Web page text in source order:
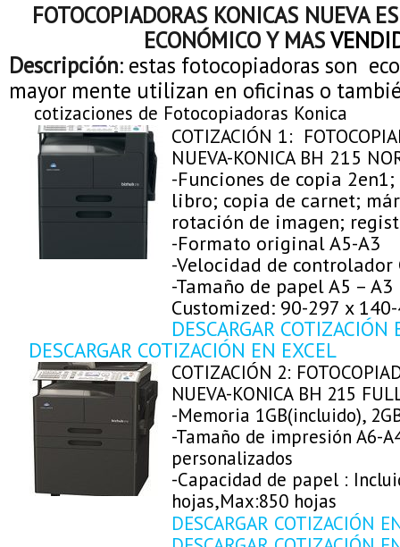
FOTOCOPIADORAS KONICAS NUEVA
ECONÓMICO Y MAS
Descripción: estas fotocopiadoras son
mayor mente utilizan en oficinas o
cotizaciones de Fotocopiadoras Konica
COTIZACIÓN 1:
NUEVA-KONICA BH 215
-Funciones de copia
libro; copia de carnet;
rotación de imagen;
-Formato original A5-A3
-Velocidad de controlador
-Tamaño de papel A5 – A3
Customized: 90-297 x
DESCARGAR COTIZACIÓN
DESCARGAR COTIZACIÓN EN EXCEL
COTIZACIÓN 2:
NUEVA-KONICA BH 215
-Memoria 1GB(incluido),
-Tamaño de impresión A6-
personalizados
-Capacidad de papel :
hojas,Max:850 hojas
DESCARGAR COTIZACIÓN